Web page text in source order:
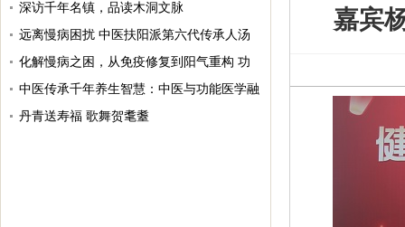
深访千年名镇，品读木洞文脉
远离慢病困扰 中医扶阳派第六代传承人汤
大铁分享大众可践行的日常养阳良方
化解慢病之困，从免疫修复到阳气重构 功
能医学和扶阳中医“治、调、养、防”的体悟
中医传承千年养生智慧：中医与功能医学融
合 赋能全民健康
丹青送寿福 歌舞贺耄耋
嘉宾